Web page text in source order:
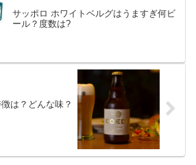
サッポロ ホワイトベルグはうますぎ何ビ
ール？度数は?
は？どんな味？